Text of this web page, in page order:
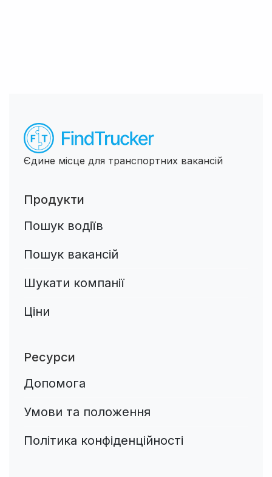
Єдине місце для транспортних вакансій
Продукти
Пошук водіїв
Пошук вакансій
Шукати компанії
Ціни
Ресурси
Допомога
Умови та положення
Політика конфіденційності